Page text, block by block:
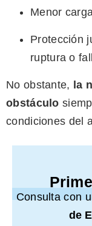
Menor
Protección
ruptura o
No obstante, la
obstáculo
condiciones del
Consulta con
de